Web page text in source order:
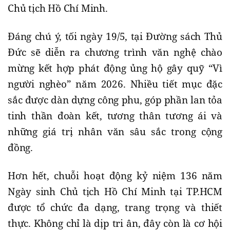
Chủ tịch Hồ Chí Minh.
Đáng chú ý, tối ngày 19/5, tại Đường sách Thủ
Đức sẽ diễn ra chương trình văn nghệ chào
mừng kết hợp phát động ủng hộ gây quỹ “Vì
người nghèo” năm 2026. Nhiều tiết mục đặc
sắc được dàn dựng công phu, góp phần lan tỏa
tinh thần đoàn kết, tương thân tương ái và
những giá trị nhân văn sâu sắc trong cộng
đồng.
Hơn hết, chuỗi hoạt động kỷ niệm 136 năm
Ngày sinh Chủ tịch Hồ Chí Minh tại TP.HCM
được tổ chức đa dạng, trang trọng và thiết
thực. Không chỉ là dịp tri ân, đây còn là cơ hội